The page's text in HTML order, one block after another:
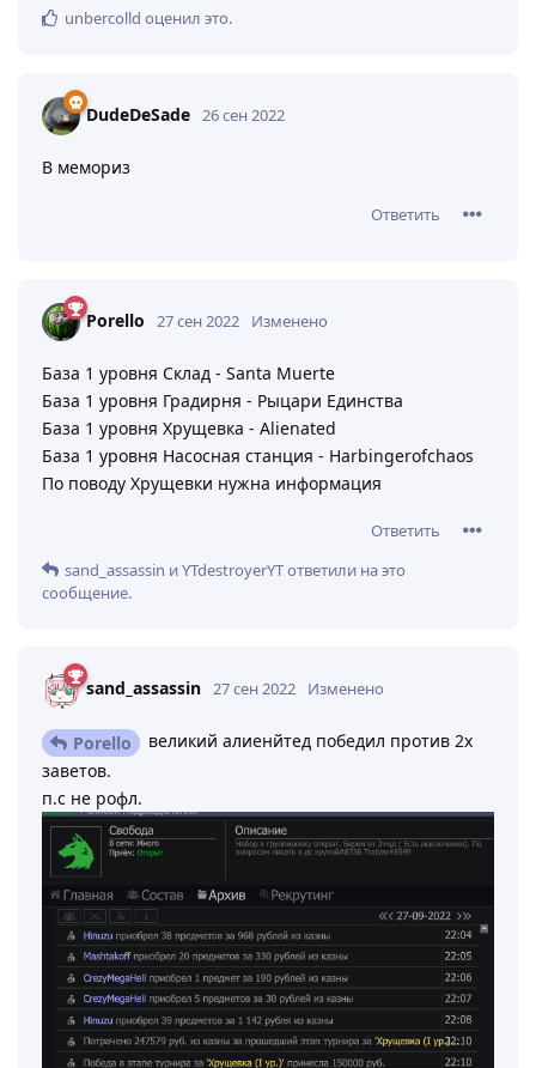
unbercolld оценил это.
DudeDeSade 26 сен 2022
В мемориз
Ответить
Porello 27 сен 2022 Изменено
База 1 уровня Склад - Santa Muerte
База 1 уровня Градирня - Рыцари Единства
База 1 уровня Хрущевка - Alienated
База 1 уровня Насосная станция - Harbingerofchaos
По поводу Хрущевки нужна информация
Ответить
sand_assassin иYTdestroyerYTответили на это
сообщение.
sand_assassin 27 сен 2022 Изменено
Porello
великий алиенйтед победил против 2х
заветов.
п.с не рофл.